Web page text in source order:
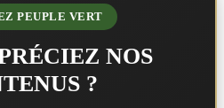
PEUPLE VERT
NOS
?